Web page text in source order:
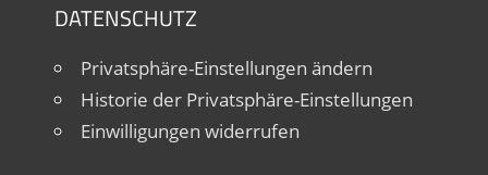
DATENSCHUTZ
Privatsphäre-Einstellungen ändern
Historie der Privatsphäre-Einstellungen
Einwilligungen widerrufen